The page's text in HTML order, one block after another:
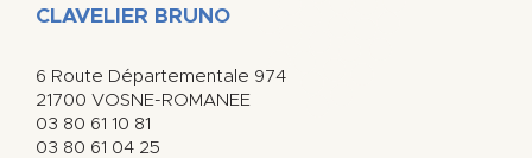
CLAVELIER BRUNO
6 Route Départementale 974
21700 VOSNE-ROMANEE
03 80 61 10 81
03 80 61 04 25